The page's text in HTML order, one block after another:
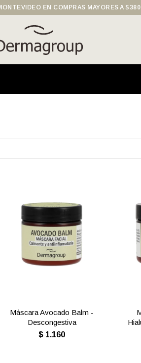
EN COMPRAS MAYORES A
Máscara Avocado Balm -
Descongestiva
$ 1.160